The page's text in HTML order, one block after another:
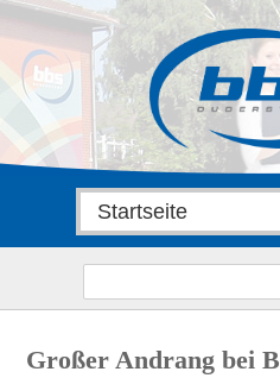
Suchen
Großer Andrang bei